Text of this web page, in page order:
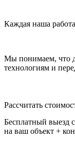
Каждая наша
Мы понимаем, что
технологиям и
Рассчитать
Бесплатный выезд
на ваш объект +